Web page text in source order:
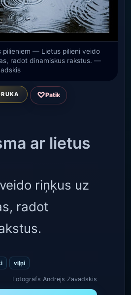
pilieniem — Lietus pilieni veido
radot dinamiskus rakstus. —
♡Patīk
ar lietus
riņķus uz
radot
viļņi
Fotogrāfs Andrejs Zavadskis